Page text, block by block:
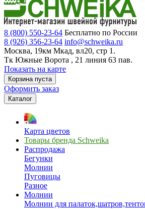
8 (800) 550-23-64 Бесплатно по России
8 (926) 356-23-64 info@schweika.ru
Москва, 19км Мкад, вл20, стр 1.
Тк Южные Ворота , 21 линия 63 пав.
Показать на карте
Корзина пуста
Оформить заказ
Каталог
Карта цветов
Товары бренда Schweika
Распродажа
Бегунки
Молнии
Пуговицы
Разное
Молнии
Молнии для